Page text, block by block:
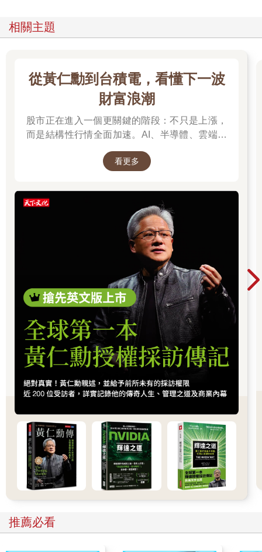
我抱著這樣的心態開始在GHQ做口譯工作。雖然我的英語說
再者，與其他工作相比，口譯的薪水要高出許多。在當時，
普通打工一個月的薪水是3、4千日圓，而口譯卻可以賺1萬日圓。
不必多說，當然是錢多的工作更好。
身為戰敗國的國民，加上又是黃種人──在飽受歧視的情況
下，我開始了這份口譯的工作。
我從出生開始，就因為我的大阪腔而備受歧視。而當我看到
能以「有錢才是贏家」的理念，默默用金錢征服GI的同袍時，我
深深地被這種堅韌的生命力吸引。
柱的我，今後應該努力存活下去的方向。
36 暢銷商品都是從有錢人開始流行的
我可以斷言，如果當初我沒有涉足飾品的進出口生意，日本
飾品配件的流行肯定會落後現在整整二十年。
在進口飾品時，我絕對不會選擇那些專為金髮碧眼、白皙肌
膚的歐美人所設計的商品。並不是打著「進口高級手提包」的名
號，就一定能大賣。許多同業都學我進口飾品，最終卻以失敗收
為什麼他們的商品賣不動，而我進口的飾品卻能大受歡迎
箇中的祕訣就在於，我只選擇適合黃皮膚與黑頭髮穿戴的商
品，而這也是猶太商人給我的專業建議。
我對自己的判斷非常有信心，因此我堅信，如果少了我，日
本的飾品流行至少會落後二十年。
要讓某種商品引發流行，需要一些訣竅，而流行可以分為兩
種：一種是在有錢人之間流行起來的；另一種則是在普羅大眾之
間流行起來的。
相較之下，從有錢人之間興起的流行顯然會更為長久。像是
呼拉圈、擁抱小子（1960年代風靡日本的充氣塑膠小玩偶）或拉
托球（Lato-Lato）這類出自大眾之間的爆炸性流行商品，通常只
是曇花一現，很快就會退燒。
需要兩年的時間。也就是說，若能讓某種飾品在有錢人的圈子內
燒起來，接下來的兩年，您都能靠這款商品獲利。
至於要在有錢人之間帶動流行的最佳商品，非高級舶來品莫
相關主題
從黃仁勳到台積電，看懂下一波
財富浪潮
股市正在進入一個更關鍵的階段：不只是上漲，
而是結構性行情全面加速。AI、半導體、雲端運
動全球科技基礎建設持續升級。尤其台灣憑藉晶
潮的關鍵樞紐上。而在這場浪潮中，有一個名字
你不得不認識：黃仁勳（NVIDIA），他正在定義
AI算力時代的規則，而台積電則是全球晶片製造
的核心引擎。從AI晶片、資料中心到記憶體與伺
服器，整條產業鏈正在被重新定價，帶動企業獲
利與出口預期同步上修。這不只是股市行情，而
是一次世界趨勢的重組：AI正在重寫產業分工，
也正在改變資本流向與全球經濟結構。
看更多
推薦必看